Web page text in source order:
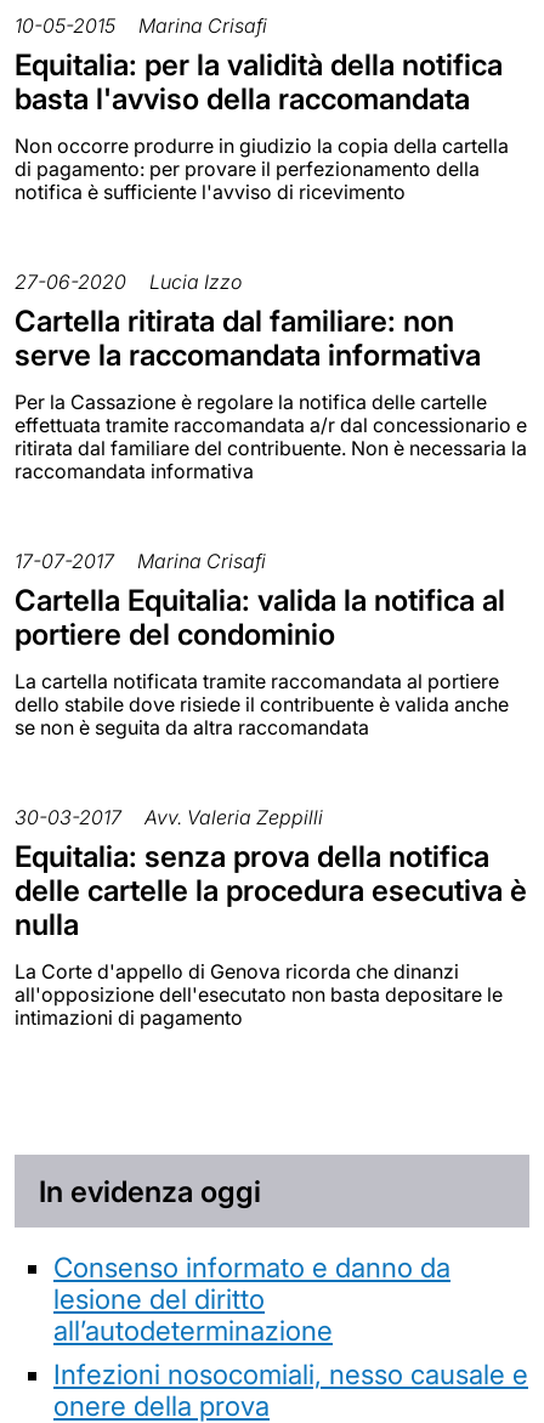
10-05-2015 Marina Crisafi
Equitalia: per la validità della notifica
basta l'avviso della raccomandata
Non occorre produrre in giudizio la copia della cartella
di pagamento: per provare il perfezionamento della
notifica è sufficiente l'avviso di ricevimento
27-06-2020 Lucia Izzo
Cartella ritirata dal familiare: non
serve la raccomandata informativa
Per la Cassazione è regolare la notifica delle cartelle
effettuata tramite raccomandata a/r dal concessionario e
ritirata dal familiare del contribuente. Non è necessaria la
raccomandata informativa
17-07-2017 Marina Crisafi
Cartella Equitalia: valida la notifica al
portiere del condominio
La cartella notificata tramite raccomandata al portiere
dello stabile dove risiede il contribuente è valida anche
se non è seguita da altra raccomandata
30-03-2017 Avv. Valeria Zeppilli
Equitalia: senza prova della notifica
delle cartelle la procedura esecutiva è
nulla
La Corte d'appello di Genova ricorda che dinanzi
all'opposizione dell'esecutato non basta depositare le
intimazioni di pagamento
In evidenza oggi
Consenso informato e danno da
lesione del diritto
all’autodeterminazione
Infezioni nosocomiali, nesso causale e
onere della prova